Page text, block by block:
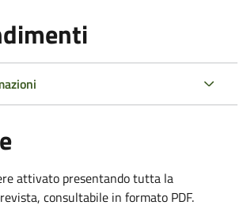
attivato presentando tutta la
consultabile in formato PDF.